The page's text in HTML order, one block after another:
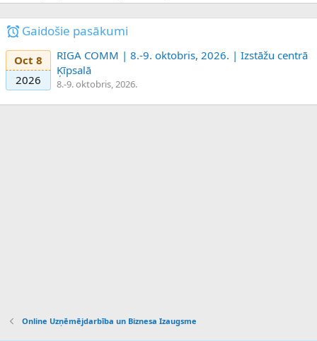
Gaidošie pasākumi
Oct 8
2026
RIGA COMM | 8.-9. oktobris, 2026. | Izstāžu centrā
Ķīpsalā
8.-9. oktobris, 2026.
Online Uzņēmējdarbība un Biznesa Izaugsme